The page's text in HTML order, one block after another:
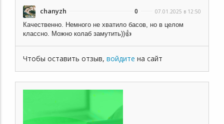
chanyzh 0 07.01.2025 в 12:50
Качественно. Немного не хватило басов, но в целом
классно. Можно колаб замутить))👍
Чтобы оставить отзыв, войдите на сайт